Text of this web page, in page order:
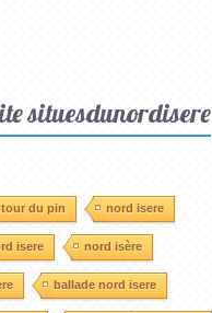
situesdunordisere
du pin nord isere
isere nord isère
ballade nord isere